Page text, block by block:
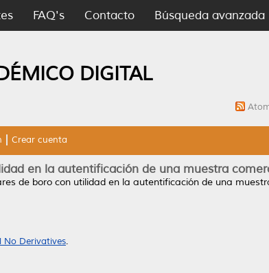
FAQ's Contacto Búsqueda avanzada
DIGITAL
Crear cuenta
en la autentificación de una muestra
de boro con utilidad en la autentificación de una
Derivatives.